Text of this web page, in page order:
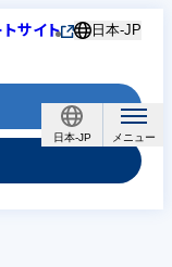
日本-JP
サイト 日本-JP